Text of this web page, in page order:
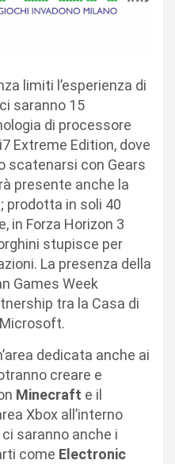
limiti l’esperienza di
saranno 15
di processore
Extreme Edition, dove
scatenarsi con Gears
presente anche la
; prodotta in soli 40
in Forza Horizon 3
stupisce per
La presenza della
Games Week
tra la Casa di
dedicata anche ai
creare e
Minecraft e il
Xbox all’interno
saranno anche i
come Electronic